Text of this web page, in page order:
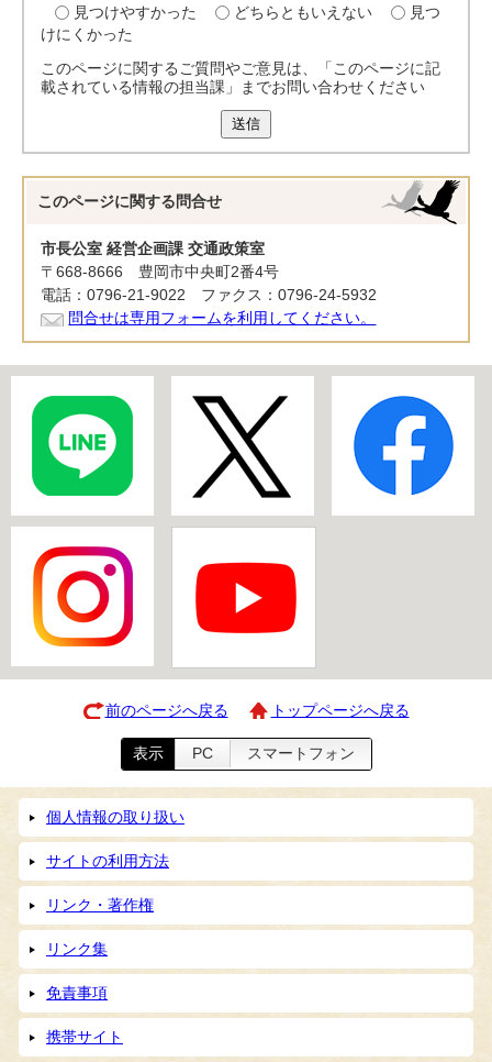
見つけやすかった
どちらともいえない
見つ
けにくかった
このページに関するご質問やご意見は、「このページに記
載されている情報の担当課」までお問い合わせください
送信
このページに関する 問合せ
市長公室 経営企画課 交通政策室
〒668-8666 豊岡市中央町2番4号
電話：0796-21-9022 ファクス：0796-24-5932
問合せは専用フォームを利用してください。
前のページへ戻る トップページへ戻る
表示 PC スマートフォン
個人情報の取り扱い
サイトの利用方法
リンク・著作権
リンク集
免責事項
携帯サイト